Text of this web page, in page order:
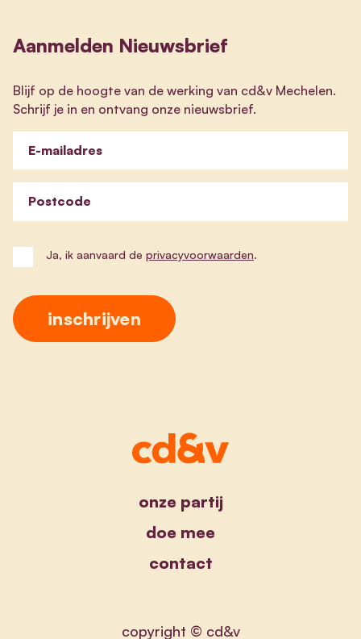
Aanmelden Nieuwsbrief
Blijf op de hoogte van de werking van cd&v Mechelen.
Schrijf je in en ontvang onze nieuwsbrief.
E-mailadres
Postcode
Ja, ik aanvaard de privacyvoorwaarden.
onze partij
doe mee
contact
copyright © cd&v